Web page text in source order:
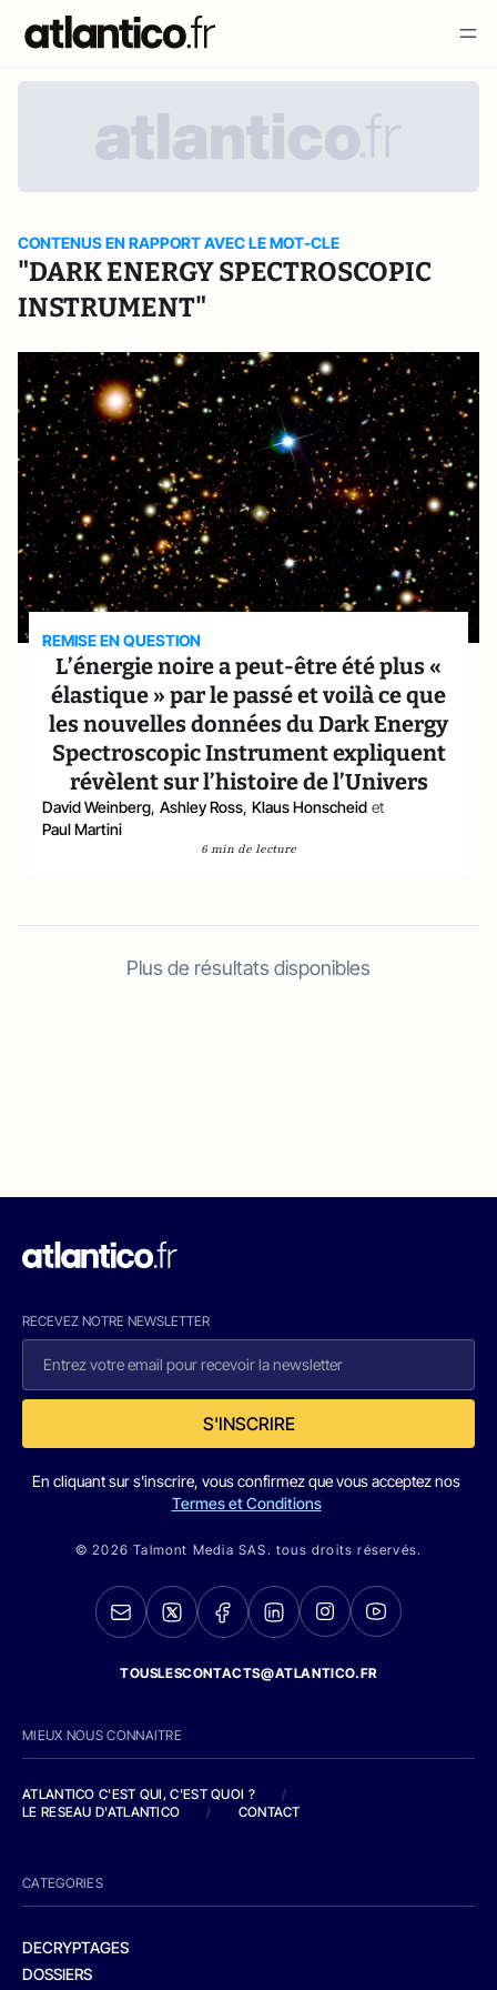
CONTENUS EN RAPPORT AVEC LE MOT-CLE
"DARK ENERGY SPECTROSCOPIC
INSTRUMENT"
REMISE EN QUESTION
L’énergie noire a peut-être été plus «
élastique » par le passé et voilà ce que
les nouvelles données du Dark Energy
Spectroscopic Instrument expliquent
révèlent sur l’histoire de l’Univers
David Weinberg, Ashley Ross, Klaus Honscheid et
Paul Martini
6 min de lecture
Plus de résultats disponibles
RECEVEZ NOTRE NEWSLETTER
S'INSCRIRE
En cliquant sur s'inscrire, vous confirmez que vous acceptez nos
Termes et Conditions
© 2026 Talmont Media SAS. tous droits réservés.
TOUSLESCONTACTS@ATLANTICO.FR
MIEUX NOUS CONNAITRE
ATLANTICO C'EST QUI, C'EST QUOI ?
/
LE RESEAU D'ATLANTICO
/ CONTACT
CATEGORIES
DECRYPTAGES
DOSSIERS